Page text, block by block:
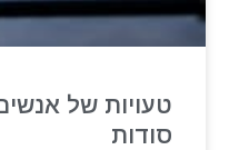
טעויות של
סודות